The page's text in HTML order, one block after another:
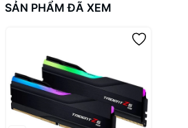
SẢN PHẨM ĐÃ XEM